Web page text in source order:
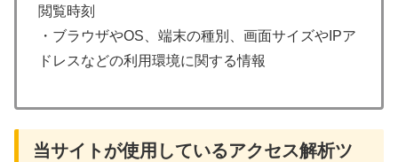
閲覧時刻
・ブラウザやOS、端末の種別、画面サイズやIPア
ドレスなどの利用環境に関する情報
当サイトが使用しているアクセス解析ツ